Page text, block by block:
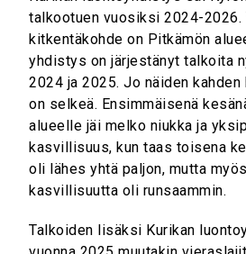
talkootuen vuosiksi 2024-2026.
kitkentäkohde on Pitkämön
yhdistys on järjestänyt talkoita
2024 ja 2025. Jo näiden
on selkeä. Ensimmäisenä
alueelle jäi melko niukka ja
kasvillisuus, kun taas toisena
oli lähes yhtä paljon, mutta
kasvillisuutta oli runsaammin.
Talkoiden lisäksi Kurikan